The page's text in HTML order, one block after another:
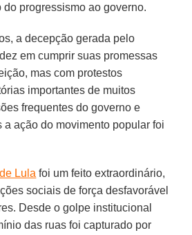
do progressismo ao governo.
a decepção gerada pelo
em cumprir suas promessas
mas com protestos
importantes de muitos
frequentes do governo e
a ação do movimento popular foi
Lula foi um feito extraordinário,
sociais de força desfavorável
Desde o golpe institucional
das ruas foi capturado por